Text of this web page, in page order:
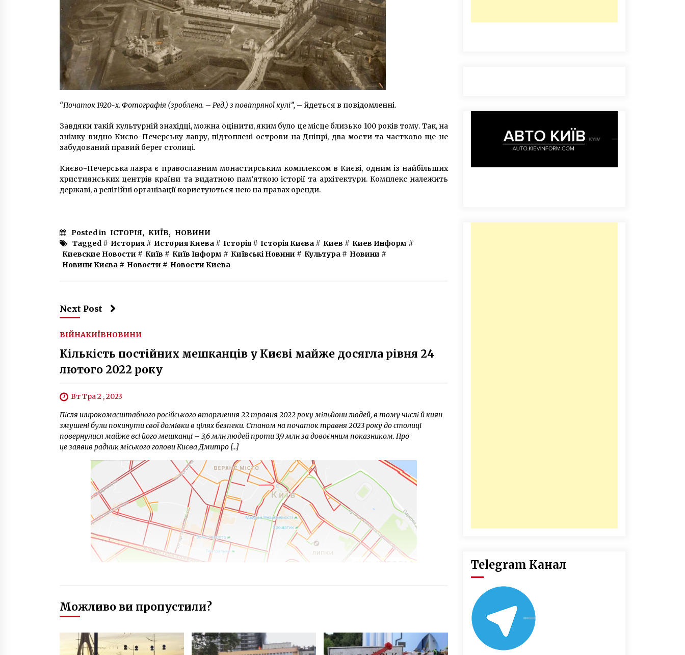
“Початок 1920-х. Фотографія (зроблена. – Ред.) з повітряної кулі”, – йдеться в повідомленні.
Завдяки такій культурній знахідці, можна оцінити, яким було це місце близько 100 років тому. Так, на
знімку видно Києво-Печерську лавру, підтоплені острови на Дніпрі, два мости та частково ще не
забудований правий берег столиці.
Києво-Печерська лавра є православним монастирським комплексом в Києві, одним із найбільших
християнських центрів країни та видатною пам’яткою історії та архітектури. Комплекс належить
державі, а релігійні організації користуються нею на правах оренди.
Posted in ІСТОРІЯ, КИЇВ, НОВИНИ
Tagged # История # История Киева # Історія # Історія Києва # Киев # Киев Информ #
Киевские Новости # Київ # Київ Інформ # Київські Новини # Культура # Новини #
Новини Києва # Новости # Новости Киева
Next Post
ВІЙНАКИЇВНОВИНИ
Кількість постійних мешканців у Києві майже досягла рівня 24
лютого 2022 року
Вт Тра 2 , 2023
Після широкомасштабного російського вторгнення 22 травня 2022 року мільйони людей, в тому числі й киян
змушені були покинути свої домівки в цілях безпеки. Станом на початок травня 2023 року до столиці
повернулися майже всі його мешканці – 3,6 млн людей проти 3,9 млн за довоєнним показником. Про
це заявив радник міського голови Києва Дмитро […]
Можливо ви пропустили?
Telegram Канал